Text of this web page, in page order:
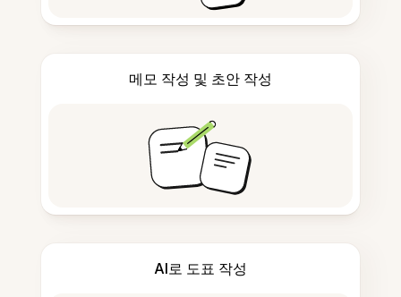
메모 작성 및 초안 작성
AI로 도표 작성